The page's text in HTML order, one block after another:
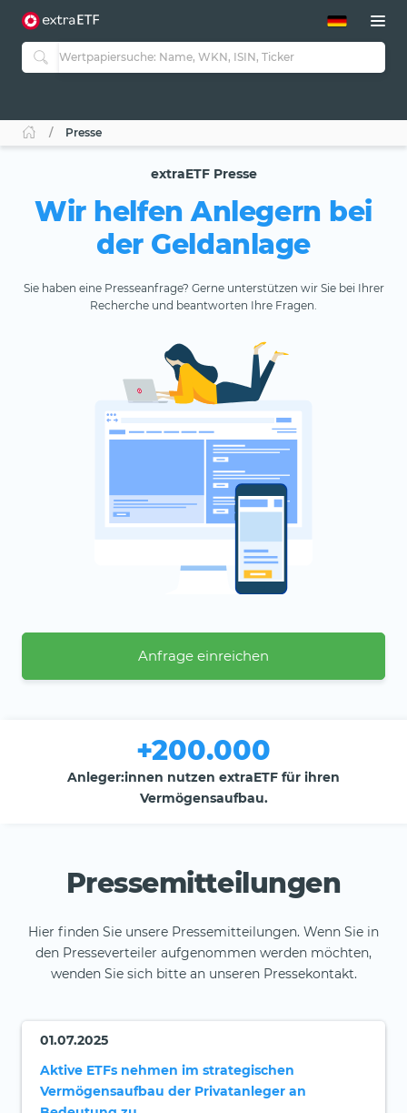
ETF-Guide 2.0
Guide Aktive ETFs
ETF-Sparpläne
Presse
extraETF Presse
Wir helfen Anlegern bei
der Geldanlage
Sie haben eine Presseanfrage? Gerne unterstützen wir Sie bei Ihrer
Recherche und beantworten Ihre Fragen.
Anfrage einreichen
+200.000
Anleger:innen nutzen extraETF für ihren
Vermögensaufbau.
Pressemitteilungen
Hier finden Sie unsere Pressemitteilungen. Wenn Sie in
den Presseverteiler aufgenommen werden möchten,
wenden Sie sich bitte an unseren Pressekontakt.
01.07.2025
Aktive ETFs nehmen im strategischen
Vermögensaufbau der Privatanleger an